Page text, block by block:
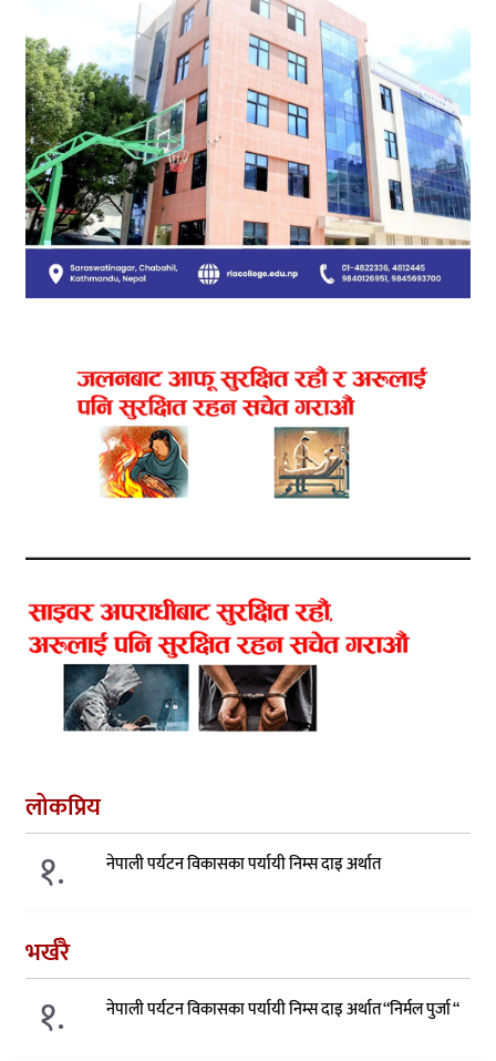
लोकप्रिय
१. नेपाली पर्यटन विकासका पर्यायी निम्स दाइ अर्थात
भर्खरै
१. नेपाली पर्यटन विकासका पर्यायी निम्स दाइ अर्थात “निर्मल पुर्जा “